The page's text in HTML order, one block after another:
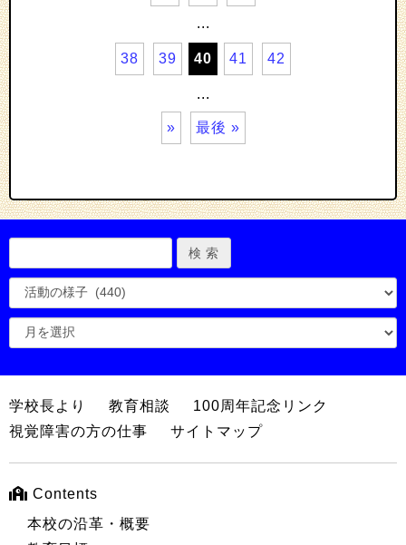
...
38 39 40 41 42
...
» 最後 »
学校長より 教育相談
100周年記念リンク
視覚障害の方の仕事
サイトマップ
Contents
本校の沿革・概要